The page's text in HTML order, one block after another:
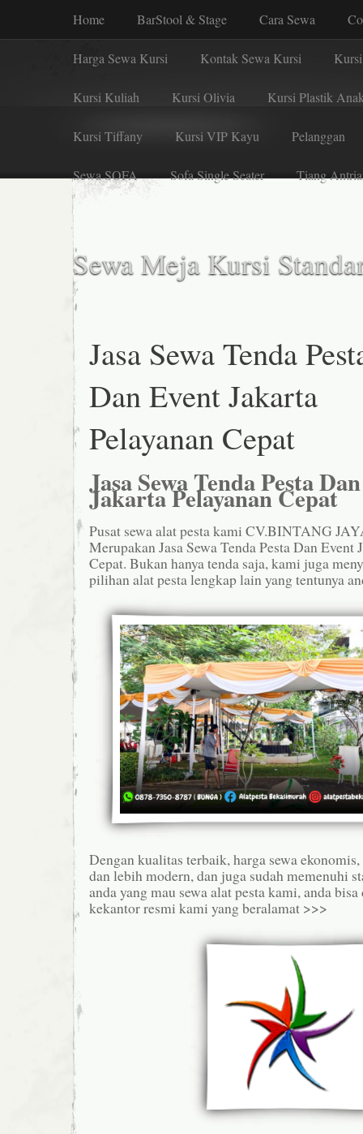
Home BarStool & Stage Cara Sewa
Harga Sewa Kursi Kontak Sewa Kursi
Kursi Kuliah Kursi Olivia Kursi Plastik
Kursi Tiffany Kursi VIP Kayu Pelanggan
Sewa SOFA Sofa Single Seater Tiang
Sewa Meja Kursi
Jasa Sewa Tenda
Dan Event Jakarta
Pelayanan Cepat
Jasa Sewa Tenda Pesta
Jakarta Pelayanan Cepat
Pusat sewa alat pesta kami CV.BINTANG
Merupakan Jasa Sewa Tenda Pesta Dan Event
Cepat. Bukan hanya tenda saja, kami juga
pilihan alat pesta lengkap lain yang tentunya
Dengan kualitas terbaik, harga sewa
dan lebih modern, dan juga sudah memenuhi
anda yang mau sewa alat pesta kami, anda
kekantor resmi kami yang beralamat >>>